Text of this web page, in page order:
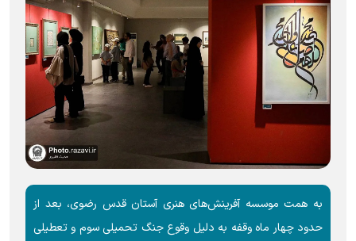
به همت موسسه آفرینش‌های هنری آستان قدس رضوی، بعد از
حدود چهار ماه وقفه به دلیل وقوع جنگ تحمیلی سوم و تعطیلی